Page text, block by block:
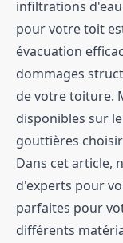
infiltrations
pour votre toit
évacuation
dommages
de votre toiture.
disponibles sur
gouttières
Dans cet article,
d'experts pour
parfaites pour
différents